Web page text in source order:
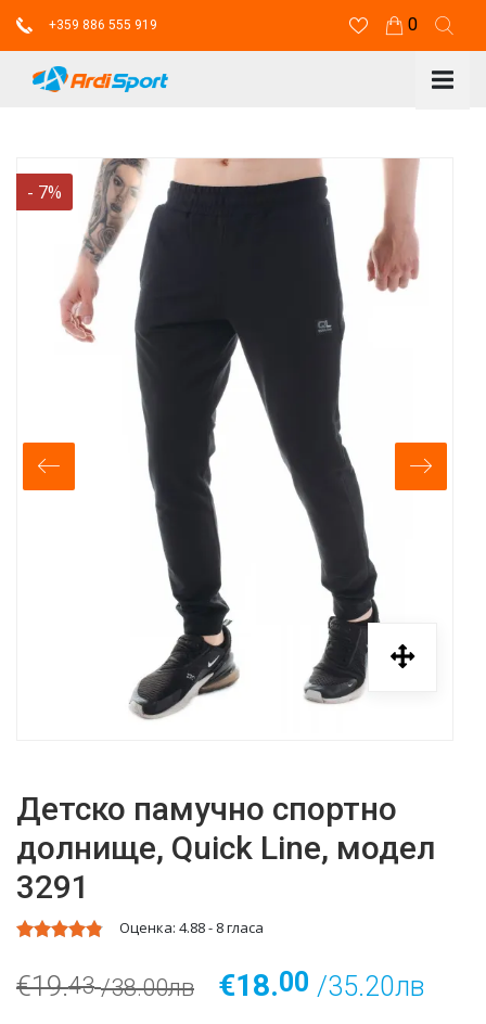
+359 886 555 919 0
- 7%
Детско памучно спортно
долнище, Quick Line, модел
3291
Оценка: 4.88- 8гласа
€19.43 /38.00лв €18.00 /35.20лв